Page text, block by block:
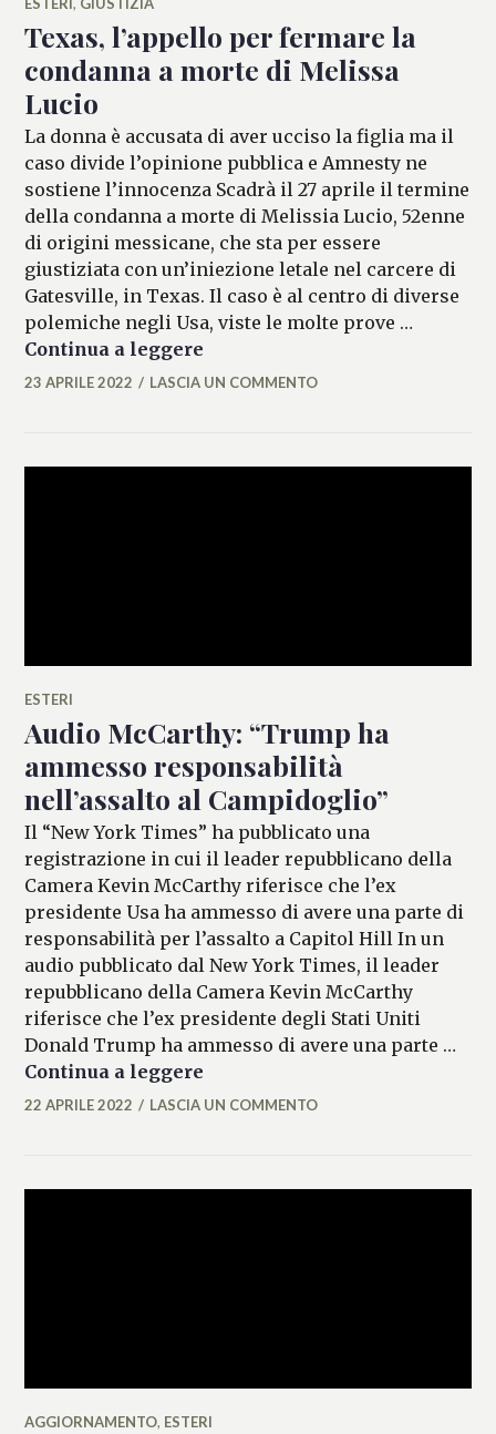
Texas, l’appello per fermare la
condanna a morte di Melissa
Lucio
La donna è accusata di aver ucciso la figlia ma il
caso divide l’opinione pubblica e Amnesty ne
sostiene l’innocenza Scadrà il 27 aprile il termine
della condanna a morte di Melissia Lucio, 52enne
di origini messicane, che sta per essere
giustiziata con un’iniezione letale nel carcere di
Gatesville, in Texas. Il caso è al centro di diverse
polemiche negli Usa, viste le molte prove …
Continua a leggere
MARIANNA
23 APRILE 2022 LASCIA UN COMMENTO
ESTERI
Audio McCarthy: “Trump ha
ammesso responsabilità
nell’assalto al Campidoglio”
Il “New York Times” ha pubblicato una
registrazione in cui il leader repubblicano della
Camera Kevin McCarthy riferisce che l’ex
presidente Usa ha ammesso di avere una parte di
responsabilità per l’assalto a Capitol Hill In un
audio pubblicato dal New York Times, il leader
repubblicano della Camera Kevin McCarthy
riferisce che l’ex presidente degli Stati Uniti
Donald Trump ha ammesso di avere una parte …
Continua a leggere
FRANCESCA
22 APRILE 2022 LASCIA UN COMMENTO
AGGIORNAMENTO, ESTERI